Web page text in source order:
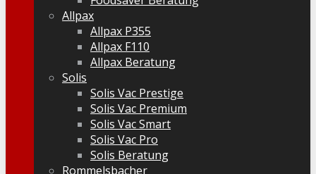
Allpax
Allpax P355
Allpax F110
Allpax Beratung
Solis
Solis Vac Prestige
Solis Vac Premium
Solis Vac Smart
Solis Vac Pro
Solis Beratung
Rommelsbacher